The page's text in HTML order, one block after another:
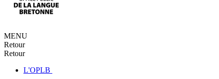
MENU
Retour
Retour
L'OPLB